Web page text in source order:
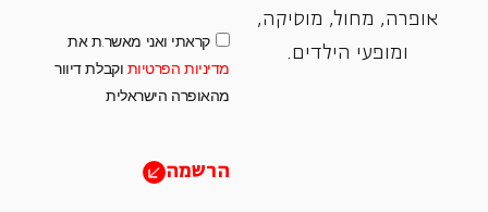
אופרה, ‏מחול, ‏מוסיקה,
ומופעי הילדים.
קראתי ואני מאשר.ת את
מדיניות הפרטיות וקבלת דיוור
מהאופרה הישראלית
הרשמה